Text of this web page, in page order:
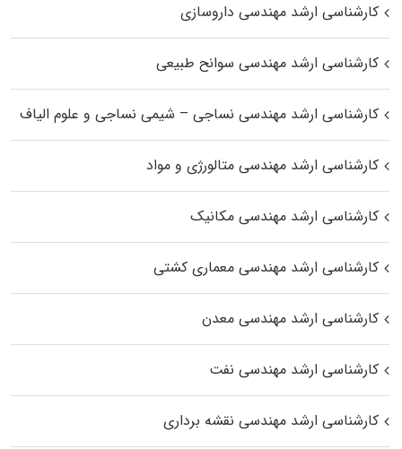
کارشناسی ارشد مهندسی داروسازی
کارشناسی ارشد مهندسی سوانح طبیعی
کارشناسی ارشد مهندسی نساجی – شیمی نساجی و علوم الیاف
کارشناسی ارشد مهندسی متالورژی و مواد
کارشناسی ارشد مهندسی مکانیک
کارشناسی ارشد مهندسی معماری کشتی
کارشناسی ارشد مهندسی معدن
کارشناسی ارشد مهندسی نفت
کارشناسی ارشد مهندسی نقشه برداری